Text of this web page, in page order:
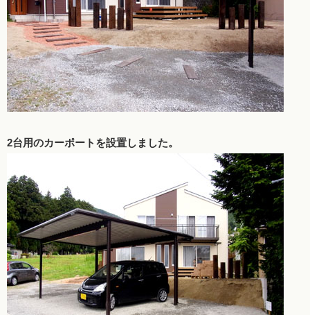
2台用のカーポートを設置しました。